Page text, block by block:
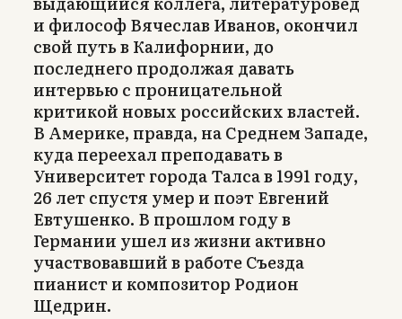
и философ Вячеслав Иванов, окончил
свой путь в Калифорнии, до
последнего продолжая давать
интервью с проницательной
критикой новых российских властей.
В Америке, правда, на Среднем Западе,
куда переехал преподавать в
Университет города Талса в 1991 году,
26 лет спустя умер и поэт Евгений
Евтушенко. В прошлом году в
Германии ушел из жизни активно
участвовавший в работе Съезда
пианист и композитор Родион
Щедрин.